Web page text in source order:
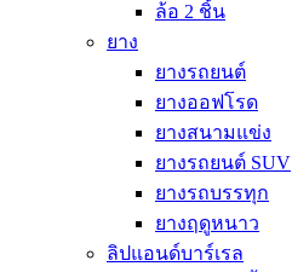
ล้อ 2 ชิ้น
ยาง
ยางรถยนต์
ยางออฟโรด
ยางสนามแข่ง
ยางรถยนต์ SUV
ยางรถบรรทุก
ยางฤดูหนาว
ลิปแอนด์บาร์เรล